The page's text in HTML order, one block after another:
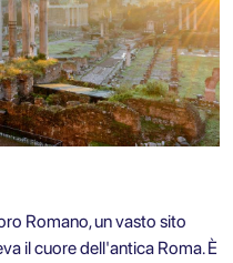
Romano, un vasto sito
il cuore dell'antica Roma. È